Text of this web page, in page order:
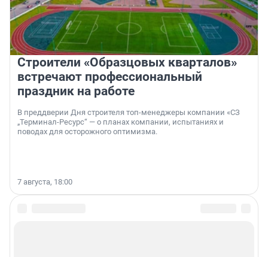
Строители «Образцовых кварталов»
встречают профессиональный
праздник на работе
В преддверии Дня строителя топ-менеджеры компании «СЗ
„Терминал-Ресурс“ — о планах компании, испытаниях и
поводах для осторожного оптимизма.
7 августа, 18:00